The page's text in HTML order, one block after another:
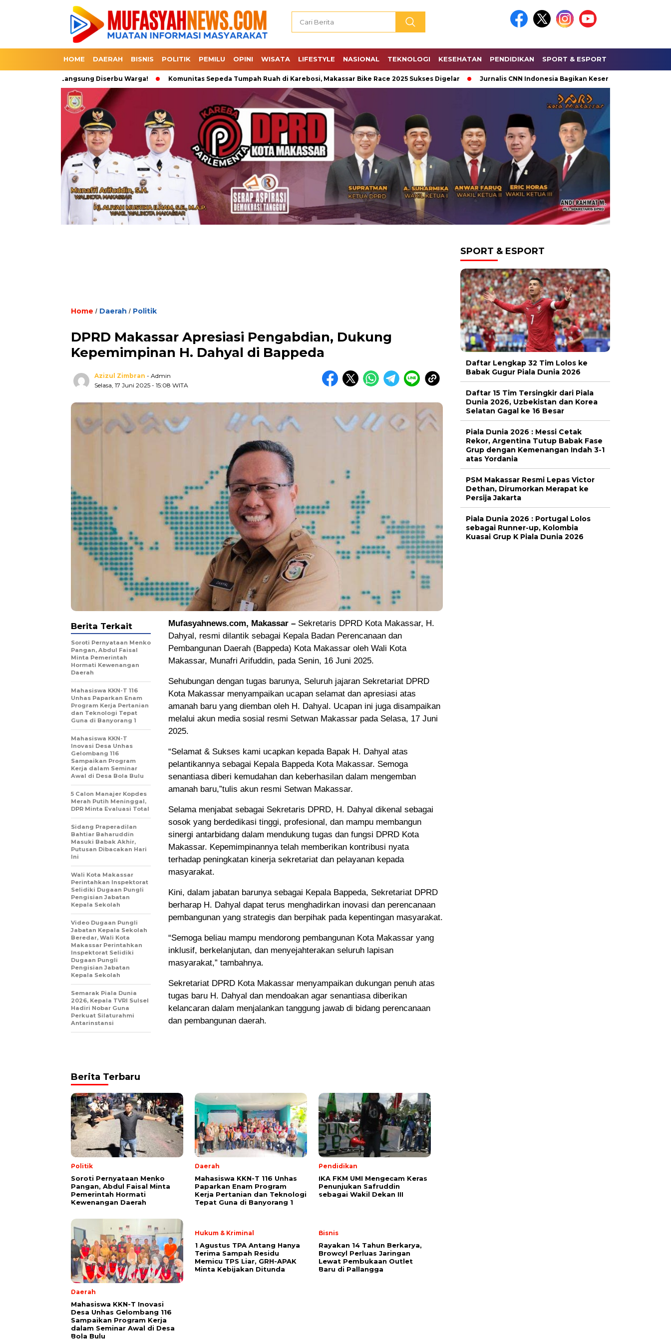
HOME DAERAH BISNIS POLITIK PEMILU OPINI WISATA LIFESTYLE NASIONAL TEKNOLOGI KESEHATAN PENDIDIKAN SPORT & ESPORT
Dapat 3 Langsung Diserbu Warga! Komunitas Sepeda Tumpah Ruah di Karebosi, Makassar Bike Race 2025 Sukses Digelar Jurnalis CNN Indonesia Bagikan Keseruan Saat Liputan
Home / Daerah / Politik
DPRD Makassar Apresiasi Pengabdian, Dukung
Kepemimpinan H. Dahyal di Bappeda
Azizul Zimbran - Admin
Selasa, 17 Juni 2025 - 15:08 WITA
Mufasyahnews.com, Makassar – Sekretaris DPRD Kota Makassar, H.
Dahyal, resmi dilantik sebagai Kepala Badan Perencanaan dan
Pembangunan Daerah (Bappeda) Kota Makassar oleh Wali Kota
Makassar, Munafri Arifuddin, pada Senin, 16 Juni 2025.
Sehubungan dengan tugas barunya, Seluruh jajaran Sekretariat DPRD
Kota Makassar menyampaikan ucapan selamat dan apresiasi atas
amanah baru yang diemban oleh H. Dahyal. Ucapan ini juga disampaikan
melalui akun media sosial resmi Setwan Makassar pada Selasa, 17 Juni
2025.
“Selamat & Sukses kami ucapkan kepada Bapak H. Dahyal atas
pelantikannya sebagai Kepala Bappeda Kota Makassar. Semoga
senantiasa diberi kemudahan dan keberhasilan dalam mengemban
amanah baru,”tulis akun resmi Setwan Makassar.
Selama menjabat sebagai Sekretaris DPRD, H. Dahyal dikenal sebagai
sosok yang berdedikasi tinggi, profesional, dan mampu membangun
sinergi antarbidang dalam mendukung tugas dan fungsi DPRD Kota
Makassar. Kepemimpinannya telah memberikan kontribusi nyata
terhadap peningkatan kinerja sekretariat dan pelayanan kepada
masyarakat.
Kini, dalam jabatan barunya sebagai Kepala Bappeda, Sekretariat DPRD
berharap H. Dahyal dapat terus menghadirkan inovasi dan perencanaan
pembangunan yang strategis dan berpihak pada kepentingan masyarakat.
“Semoga beliau mampu mendorong pembangunan Kota Makassar yang
inklusif, berkelanjutan, dan menyejahterakan seluruh lapisan
masyarakat,” tambahnya.
Sekretariat DPRD Kota Makassar menyampaikan dukungan penuh atas
tugas baru H. Dahyal dan mendoakan agar senantiasa diberikan
kelancaran dalam menjalankan tanggung jawab di bidang perencanaan
dan pembangunan daerah.
Berita Terkait
Soroti Pernyataan Menko
Pangan, Abdul Faisal
Minta Pemerintah
Hormati Kewenangan
Daerah
Mahasiswa KKN-T 116
Unhas Paparkan Enam
Program Kerja Pertanian
dan Teknologi Tepat
Guna di Banyorang 1
Mahasiswa KKN-T
Inovasi Desa Unhas
Gelombang 116
Sampaikan Program
Kerja dalam Seminar
Awal di Desa Bola Bulu
5 Calon Manajer Kopdes
Merah Putih Meninggal,
DPR Minta Evaluasi Total
Sidang Praperadilan
Bahtiar Baharuddin
Masuki Babak Akhir,
Putusan Dibacakan Hari
Ini
Wali Kota Makassar
Perintahkan Inspektorat
Selidiki Dugaan Pungli
Pengisian Jabatan
Kepala Sekolah
Video Dugaan Pungli
Jabatan Kepala Sekolah
Beredar, Wali Kota
Makassar Perintahkan
Inspektorat Selidiki
Dugaan Pungli
Pengisian Jabatan
Kepala Sekolah
Semarak Piala Dunia
2026, Kepala TVRI Sulsel
Hadiri Nobar Guna
Perkuat Silaturahmi
Antarinstansi
Berita Terbaru
Politik
Soroti Pernyataan Menko
Pangan, Abdul Faisal Minta
Pemerintah Hormati
Kewenangan Daerah
Daerah
Mahasiswa KKN-T 116 Unhas
Paparkan Enam Program
Kerja Pertanian dan Teknologi
Tepat Guna di Banyorang 1
Pendidikan
IKA FKM UMI Mengecam Keras
Penunjukan Safruddin
sebagai Wakil Dekan III
Daerah
Mahasiswa KKN-T Inovasi
Desa Unhas Gelombang 116
Sampaikan Program Kerja
dalam Seminar Awal di Desa
Bola Bulu
Hukum & Kriminal
1 Agustus TPA Antang Hanya
Terima Sampah Residu
Memicu TPS Liar, GRH-APAK
Minta Kebijakan Ditunda
Bisnis
Rayakan 14 Tahun Berkarya,
Browcyl Perluas Jaringan
Lewat Pembukaan Outlet
Baru di Pallangga
SPORT & ESPORT
Daftar Lengkap 32 Tim Lolos ke
Babak Gugur Piala Dunia 2026
Daftar 15 Tim Tersingkir dari Piala
Dunia 2026, Uzbekistan dan Korea
Selatan Gagal ke 16 Besar
Piala Dunia 2026 : Messi Cetak
Rekor, Argentina Tutup Babak Fase
Grup dengan Kemenangan Indah 3-1
atas Yordania
PSM Makassar Resmi Lepas Victor
Dethan, Dirumorkan Merapat ke
Persija Jakarta
Piala Dunia 2026 : Portugal Lolos
sebagai Runner-up, Kolombia
Kuasai Grup K Piala Dunia 2026